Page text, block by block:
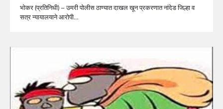
भोकर (प्रतिनिधी) – उमरी पोलीस ठाण्यात दाखल खून प्रकरणात नांदेड जिल्हा व
सत्र न्यायालयाने आरोपी…